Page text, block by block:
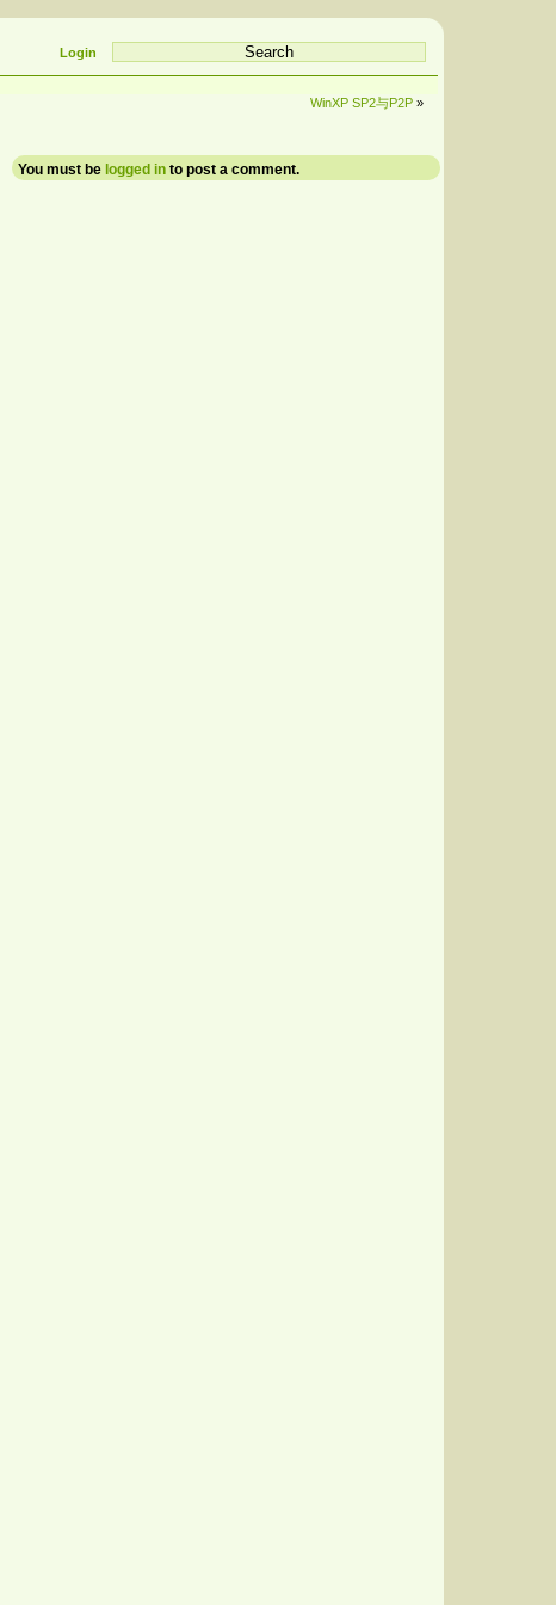
Login
WinXP SP2与P2P »
You must be logged into post a comment.